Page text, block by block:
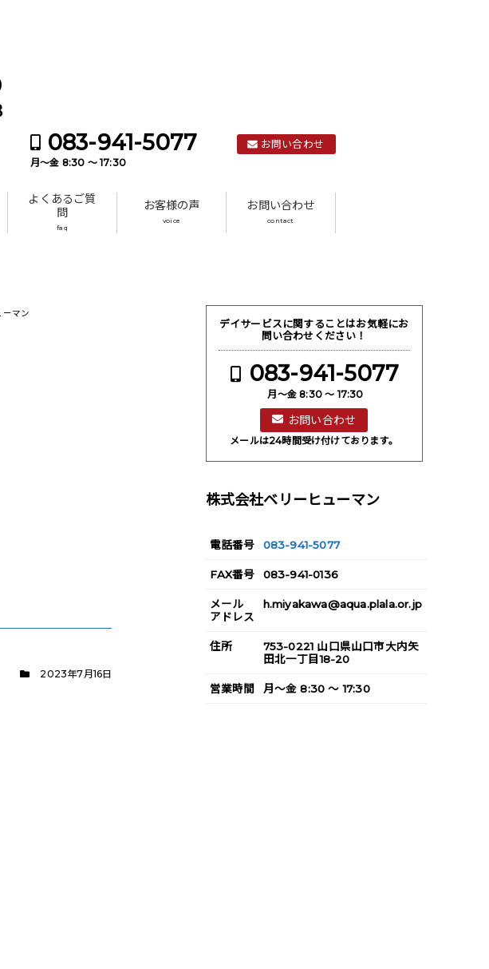
083-941-5077
月～金 8:30 ～ 17:30
お問い合わせ
よくあるご質
問
faq
お客様の声
voice
お問い合わせ
contact
マン
2023年7月16日
デイサービスに関することはお気軽にお
問い合わせください！
083-941-5077
月～金 8:30 ～ 17:30
お問い合わせ
メールは24時間受け付けております。
株式会社ベリーヒューマン
電話番号 083-941-5077
FAX番号 083-941-0136
メール
アドレス
h.miyakawa@aqua.plala.or.jp
住所 753-0221 山口県山口市大内矢
田北一丁目18-20
営業時間 月～金 8:30 ～ 17:30